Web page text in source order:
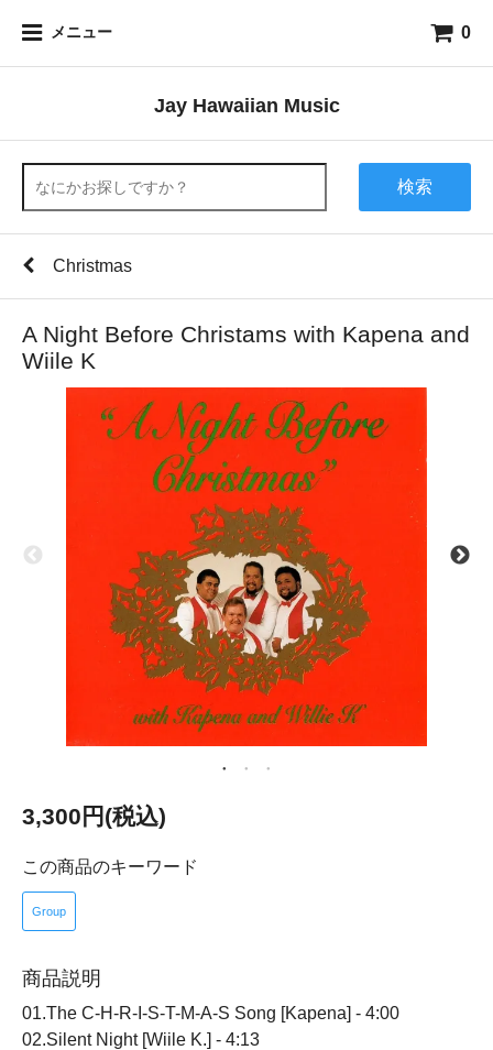
メニュー 0
Jay Hawaiian Music
検索
Christmas
A Night Before Christams with Kapena and
Wiile K
3,300円(税込)
この商品のキーワード
Group
商品説明
01.The C-H-R-I-S-T-M-A-S Song [Kapena] - 4:00
02.Silent Night [Wiile K.] - 4:13